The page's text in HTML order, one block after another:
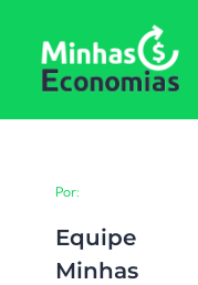
Por:
Equipe
Minhas